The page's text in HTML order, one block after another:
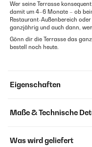
Wer seine Terrasse
damit um 4–6 Monate – ob
Restaurant-Außenbereich
ganzjährig und auch dann,
Gönn dir die Terrasse das
bestell noch heute.
Eigenschaften
Maße & Technische
Was wird geliefert